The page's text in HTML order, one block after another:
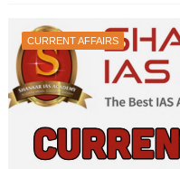
CURRENT AFFAIRS